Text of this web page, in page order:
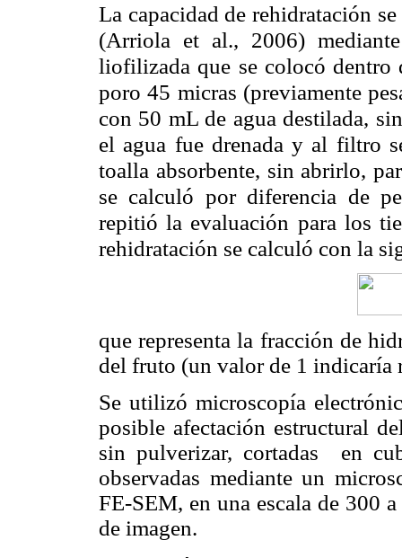
La capacidad de rehidratación
(Arriola et al., 2006)
liofilizada que se colocó
poro 45 micras (previamente
con 50 mL de agua destilada,
el agua fue drenada y al filtro
toalla absorbente, sin abrirlo,
se calculó por diferencia de
repitió la evaluación para los
rehidratación se calculó con la
que representa la fracción de
del fruto (un valor de 1 indicaría
Se utilizó microscopía
posible afectación estructural
sin pulverizar, cortadas en
observadas mediante un
FE-SEM, en una escala de 300
de imagen.